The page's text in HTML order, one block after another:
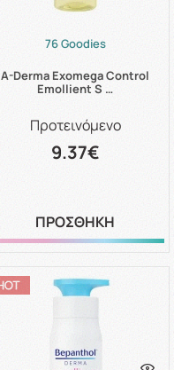
76 Goodies
A-Derma Exomega Control
Emollient S …
Προτεινόμενο
9.37€
ΠΡΟΣΘΗΚΗ